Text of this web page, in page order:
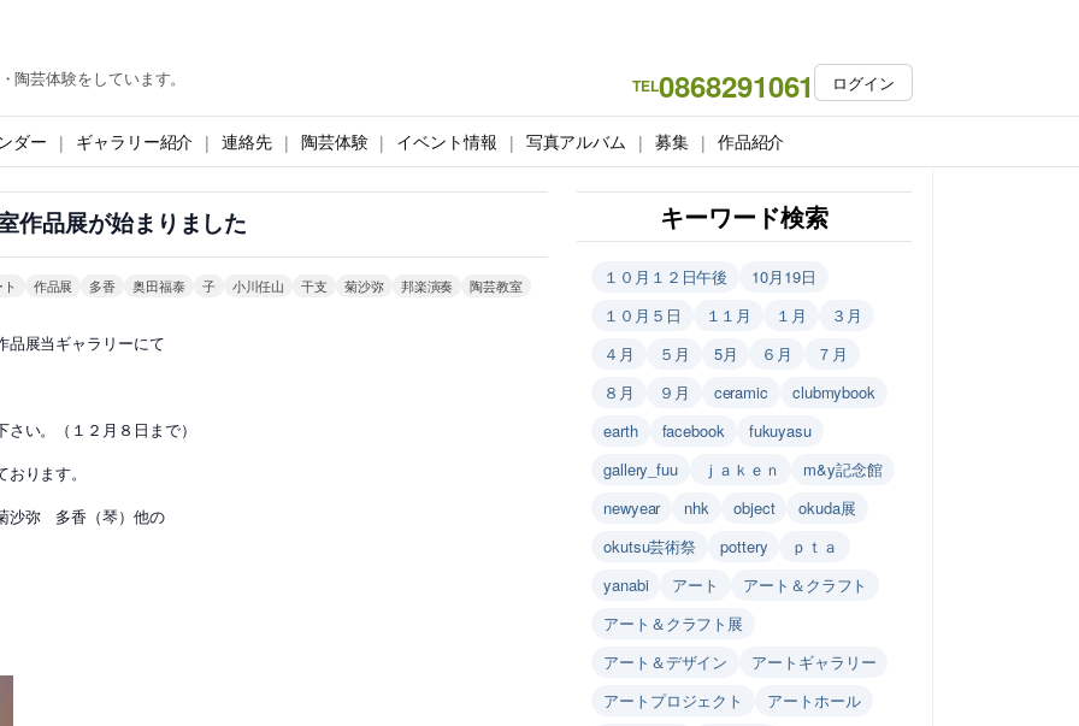
芸体験をしています。 TEL0868291061 ログイン
ダー ギャラリー紹介 連絡先 陶芸体験 イベント情報 写真アルバム 募集 作品紹介
作品展が始まりました
作品展 多香 奥田福泰 子 小川任山 干支 菊沙弥 邦楽演奏 陶芸教室
展当ギャラリーにて
い。（１２月８日まで）
ります。
沙弥 多香（琴）他の
キーワード検索
１０月１２日午後
10月19日
１０月５日
１１月 １月
３月
４月
５月 5月 ６月
７月
８月
９月 ceramic
clubmybook
earth
facebook
fukuyasu
gallery_fuu
ｊａｋｅｎ
m&y記念館
newyear
nhk object
okuda展
okutsu芸術祭
pottery
ｐｔａ
yanabi
アート
アート＆クラフト
アート＆クラフト展
アート＆デザイン
アートギャラリー
アートプロジェクト
アートホール